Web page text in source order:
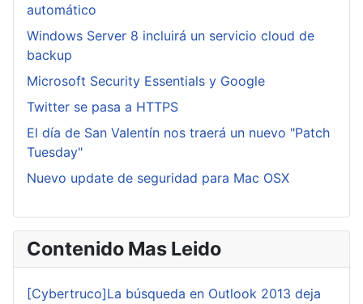
automático
Windows Server 8 incluirá un servicio cloud de
backup
Microsoft Security Essentials y Google
Twitter se pasa a HTTPS
El día de San Valentín nos traerá un nuevo "Patch
Tuesday"
Nuevo update de seguridad para Mac OSX
Contenido Mas Leido
[Cybertruco]La búsqueda en Outlook 2013 deja